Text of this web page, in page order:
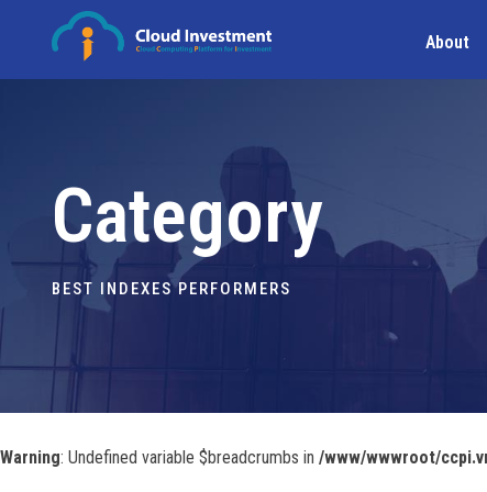
About
Category
BEST INDEXES PERFORMERS
Warning: Undefined variable $breadcrumbs in /www/wwwroot/